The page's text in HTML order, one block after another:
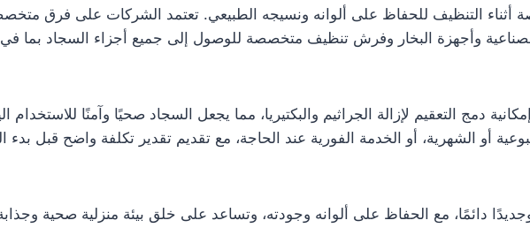
أثناء التنظيف للحفاظ على ألوانه ونسيجه الطبيعي. تعتمد الشركات على فرق
وأجهزة البخار وفرش تنظيف متخصصة للوصول إلى جميع أجزاء السجاد بما في
دمج التعقيم لإزالة الجراثيم والبكتيريا، مما يجعل السجاد صحيًا وآمنًا
أو الشهرية، أو الخدمة الفورية عند الحاجة، مع تقديم تقدير تكلفة واضح قبل بدء
دائمًا، مع الحفاظ على ألوانه وجودته، وتساعد على خلق بيئة منزلية صحية